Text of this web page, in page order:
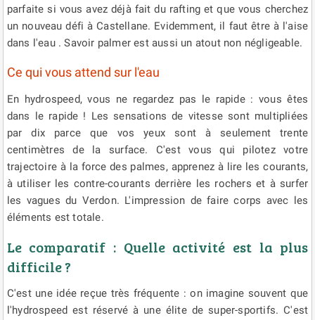
parfaite si vous avez déjà fait du rafting et que vous cherchez
un nouveau défi à Castellane. Evidemment, il faut être à l'aise
dans l'eau . Savoir palmer est aussi un atout non négligeable.
Ce qui vous attend sur l'eau
En hydrospeed, vous ne regardez pas le rapide : vous êtes
dans le rapide ! Les sensations de vitesse sont multipliées
par dix parce que vos yeux sont à seulement trente
centimètres de la surface. C'est vous qui pilotez votre
trajectoire à la force des palmes, apprenez à lire les courants,
à utiliser les contre-courants derrière les rochers et à surfer
les vagues du Verdon. L'impression de faire corps avec les
éléments est totale.
Le comparatif : Quelle activité est la plus
difficile ?
C'est une idée reçue très fréquente : on imagine souvent que
l'hydrospeed est réservé à une élite de super-sportifs. C'est